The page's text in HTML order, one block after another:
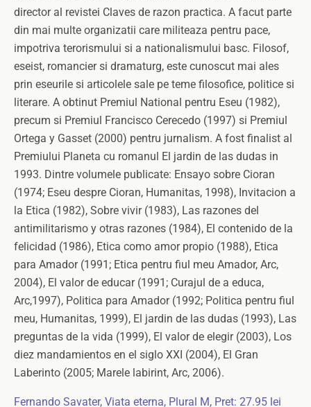
director al revistei Claves de razon practica. A facut parte
din mai multe organizatii care militeaza pentru pace,
impotriva terorismului si a nationalismului basc. Filosof,
eseist, romancier si dramaturg, este cunoscut mai ales
prin eseurile si articolele sale pe teme filosofice, politice si
literare. A obtinut Premiul National pentru Eseu (1982),
precum si Premiul Francisco Cerecedo (1997) si Premiul
Ortega y Gasset (2000) pentru jurnalism. A fost finalist al
Premiului Planeta cu romanul El jardin de las dudas in
1993. Dintre volumele publicate: Ensayo sobre Cioran
(1974; Eseu despre Cioran, Humanitas, 1998), Invitacion a
la Etica (1982), Sobre vivir (1983), Las razones del
antimilitarismo y otras razones (1984), El contenido de la
felicidad (1986), Etica como amor propio (1988), Etica
para Amador (1991; Etica pentru fiul meu Amador, Arc,
2004), El valor de educar (1991; Curajul de a educa,
Arc,1997), Politica para Amador (1992; Politica pentru fiul
meu, Humanitas, 1999), El jardin de las dudas (1993), Las
preguntas de la vida (1999), El valor de elegir (2003), Los
diez mandamientos en el siglo XXI (2004), El Gran
Laberinto (2005; Marele labirint, Arc, 2006).
Fernando Savater, Viata eterna, Plural M, Pret: 27.95 lei